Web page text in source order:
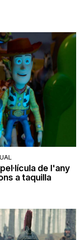
de l'any
a taquilla